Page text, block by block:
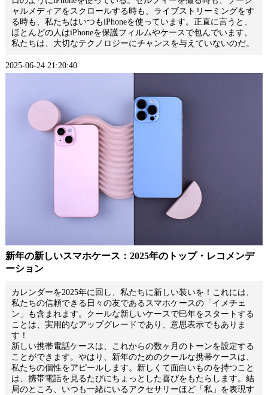
ャルメディアをスクロールする時も、ライブストリーミングをす
る時も、私たちはいつもiPhoneを使っています。正直に言うと、
ほとんどの人はiPhoneを保護フィルムやケース で包んでいます。
私たちは、大切なテクノロジーにチャンスを与えていないのだ。
2025-06-24 21:20:40
新年の新しいスマホケース：2025年のトップ・レコメンデ
ーション
カレンダーを2025年に回し、私たちに新しい装いを！これには、
私たちの信頼できる日々の友であるスマホケースの「イメチェ
ン」も含まれます。クールな新しいケースで巳年をスタートする
ことは、実用的なアップグレードであり、意思表示でもありま
す！
新しい携帯電話ケースは、これからの数ヶ月のトーンを設定する
ことができます。やはり、新年のためのクールな携帯ケースは、
私たちの個性をアピールします。新しくて面白いものを持つこと
は、携帯電話を見るたびにちょっとした喜びをもたらします。結
局のところ、いつも一緒にいるアクセサリーほど「私」を表現す